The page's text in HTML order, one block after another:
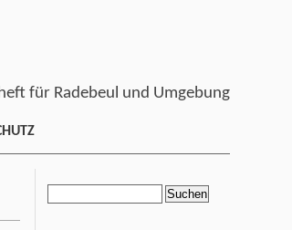
für Radebeul und Umgebung